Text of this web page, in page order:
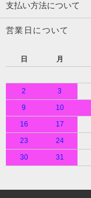
支払い方法について
営業日について
日
月
2
3
9
10
16
17
23
24
30
31